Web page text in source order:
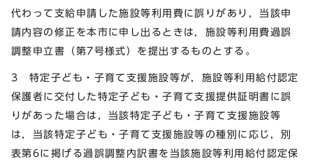
代わって支給申請した施設等利用費に誤りがあり，当該申
請内容の修正を本市に申し出るときは，施設等利用費過誤
調整申立書（第7号様式）を提出するものとする。
3 特定子ども・子育て支援施設等が，施設等利用給付認定
保護者に交付した特定子ども・子育て支援提供証明書に誤
りがあった場合は，当該特定子ども・子育て支援施設等
は，当該特定子ども・子育て支援施設等の種別に応じ，別
表第6に掲げる過誤調整内訳書を当該施設等利用給付認定保